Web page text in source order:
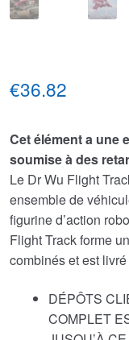
€36.82
Cet élément a une
soumise à des
Le Dr Wu Flight
ensemble de
figurine d’action
Flight Track forme
combinés et est
DÉPÔTS
COMPLET